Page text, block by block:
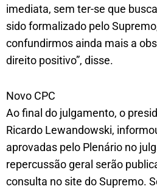
imediata, sem ter-se que
sido formalizado pelo
confundirmos ainda mais a
direito positivo”, disse.
Novo CPC
Ao final do julgamento, o
Ricardo Lewandowski,
aprovadas pelo Plenário no
repercussão geral serão
consulta no site do Supremo.